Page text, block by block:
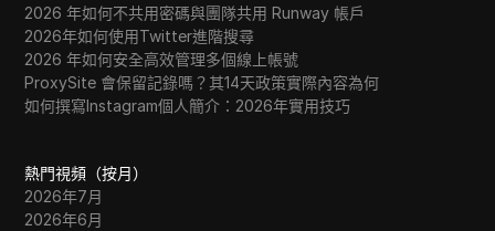
2026 年如何不共用密碼與團隊共用 Runway 帳戶
2026年如何使用Twitter進階搜尋
2026 年如何安全高效管理多個線上帳號
ProxySite 會保留記錄嗎？其14天政策實際內容為何
如何撰寫Instagram個人簡介：2026年實用技巧
熱門視頻（按月）
2026年7月
2026年6月